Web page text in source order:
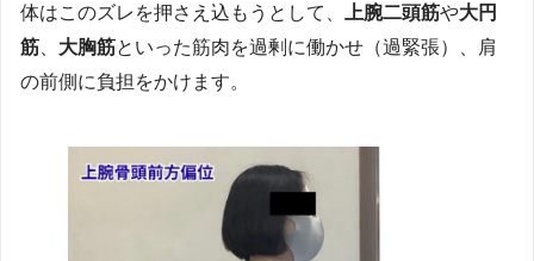
体はこのズレを押さえ込もうとして、 上腕二頭筋や大円
筋
大胸筋といった筋肉を過剰に働かせ（過緊張）、肩
の前側に負担をかけます。